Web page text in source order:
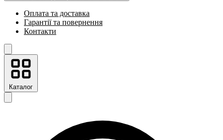
Оплата та доставка
Гарантії та повернення
Контакти
Каталог